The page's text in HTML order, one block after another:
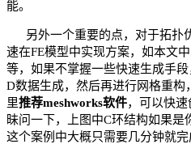
能。
另外一个重要的点，对于拓扑
速在FE模型中实现方案，如本文
等，如果不掌握一些快速生成手
D数据生成，然后再进行网格重
里推荐meshworks软件，可以快
昧问一下，上图中C环结构如果是
这个案例中大概只需要几分钟就完